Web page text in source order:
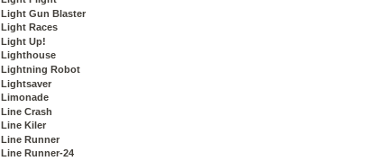
Light Gun Blaster
Light Races
Light Up!
Lighthouse
Lightning Robot
Lightsaver
Limonade
Line Crash
Line Kiler
Line Runner
Line Runner-24